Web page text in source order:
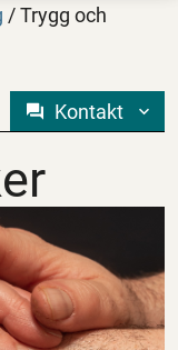
/Trygg och
Kontakt